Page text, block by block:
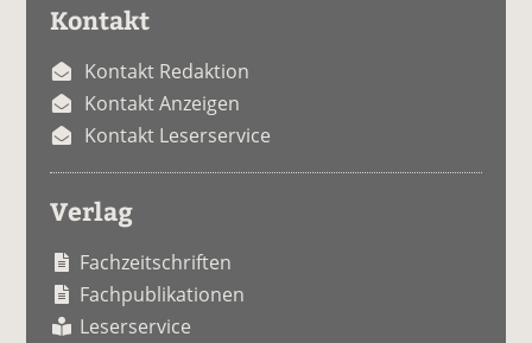
Kontakt
Kontakt Redaktion
Kontakt Anzeigen
Kontakt Leserservice
Verlag
Fachzeitschriften
Fachpublikationen
Leserservice